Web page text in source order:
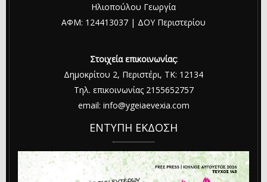
Ηλιοπούλου Γεωργία
ΑΦΜ: 124413037 | ΔΟΥ Περιστερίου
Στοιχεία επικοινωνίας:
Δημοκρίτου 2, Περιστέρι, ΤΚ: 12134
Τηλ. επικοινωνίας 2155652757
email: info@ygeiaevexia.com
ΕΝΤΥΠΗ ΕΚΔΟΣΗ